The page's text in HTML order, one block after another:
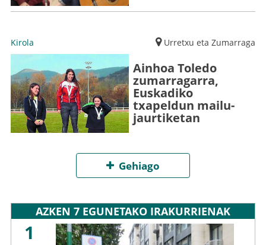
Kirola Urretxu eta Zumarraga
Ainhoa Toledo
zumarragarra,
Euskadiko
txapeldun mailu-
jaurtiketan
Gehiago
AZKEN 7 EGUNETAKO IRAKURRIENAK
1